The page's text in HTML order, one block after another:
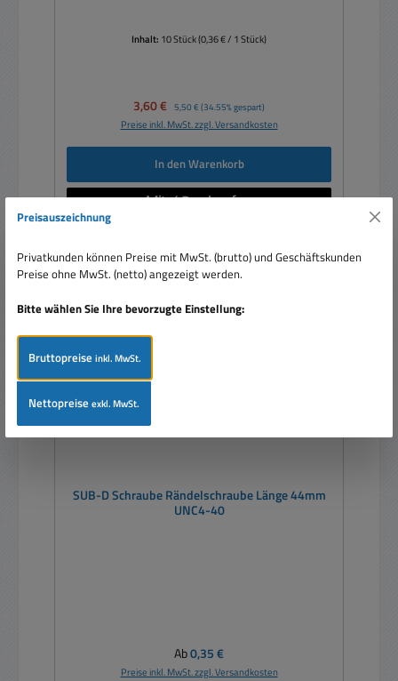
Inhalt: 10 Stück(0,36 € / 1 Stück)
Verkaufspreis:
3,60 € Regulärer Preis:
5,50 € (34.55% gespart)
Preise inkl. MwSt. zzgl. Versandkosten
In den Warenkorb
> 500 lagernd
SUB-D Schraube Rändelschraube Länge 44mm
UNC4-40
Regulärer Preis:
Ab0,35 €
Preise inkl. MwSt. zzgl. Versandkosten
Preisauszeichnung
Privatkunden können Preise mit MwSt. (brutto) und Geschäftskunden
Preise ohne MwSt. (netto) angezeigt werden.
Bitte wählen Sie Ihre bevorzugte Einstellung:
Bruttopreiseinkl. MwSt.
Nettopreiseexkl. MwSt.